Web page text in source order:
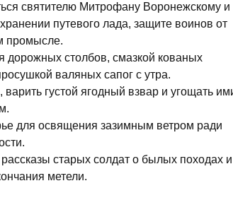
святителю Митрофану Воронежскому и
путевого лада, защите воинов от
промысле.
дорожных столбов, смазкой кованых
валяных сапог с утра.
густой ягодный взвар и угощать
для освящения зазимным ветром ради
старых солдат о былых походах и
метели.